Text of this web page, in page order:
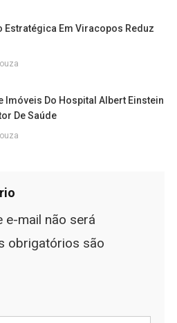
Estratégica Em Viracopos Reduz
Imóveis Do Hospital Albert Einstein
De Saúde
e-mail não será
obrigatórios são